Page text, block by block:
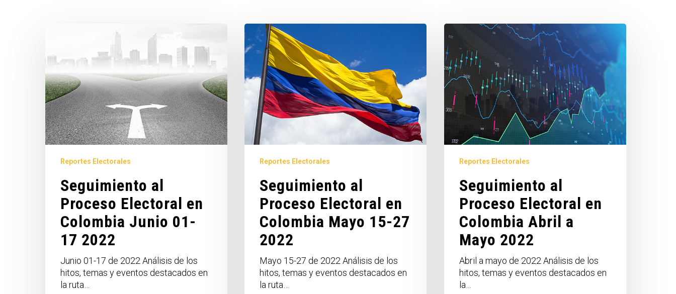
Reportes Electorales
Seguimiento al
Proceso Electoral en
Colombia Junio 01-
17 2022
Junio 01-17 de 2022 Análisis de los
hitos, temas y eventos destacados en
la ruta…
Reportes Electorales
Seguimiento al
Proceso Electoral en
Colombia Mayo 15-27
2022
Mayo 15-27 de 2022 Análisis de los
hitos, temas y eventos destacados en
la ruta…
Reportes Electorales
Seguimiento al
Proceso Electoral en
Colombia Abril a
Mayo 2022
Abril a mayo de 2022 Análisis de los
hitos, temas y eventos destacados en
la…